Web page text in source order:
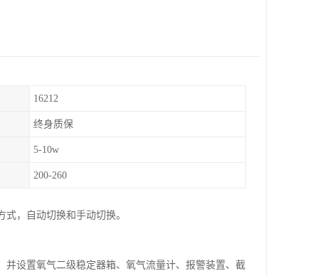
16212
终身质保
5-10w
200-260
，自动切换和手动切换。
设置氧气二级稳定器箱、氧气流量计、报警装置、截